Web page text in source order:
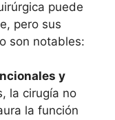
puede
pero sus
son notables:
y
la cirugía no
la función